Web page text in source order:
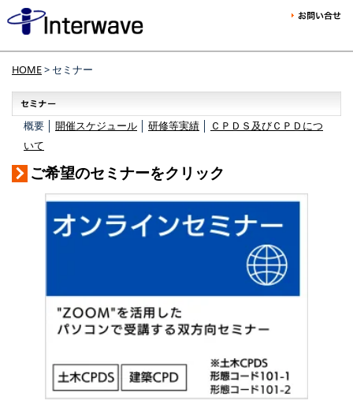
HOME> セミナー
概要 │ 開催スケジュール 研修等実績
ＣＰＤＳ及びＣＰＤにつ
いて
ご希望のセミナーをクリック